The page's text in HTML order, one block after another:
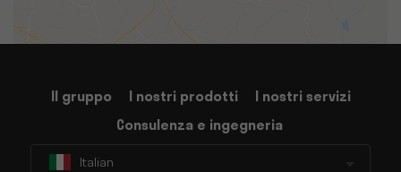
Il gruppo I nostri prodotti
I nostri servizi
Consulenza e ingegneria
Italian